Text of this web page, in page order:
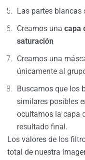
Las partes blancas
Creamos una capa
saturación
Creamos una
únicamente al
Buscamos que los
similares posibles
ocultamos la capa
resultado final.
Los valores de los
total de nuestra